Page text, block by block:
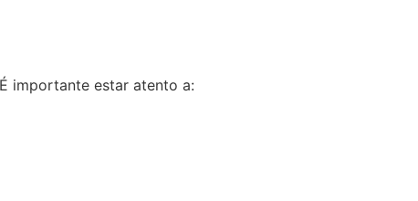
importante estar atento a: